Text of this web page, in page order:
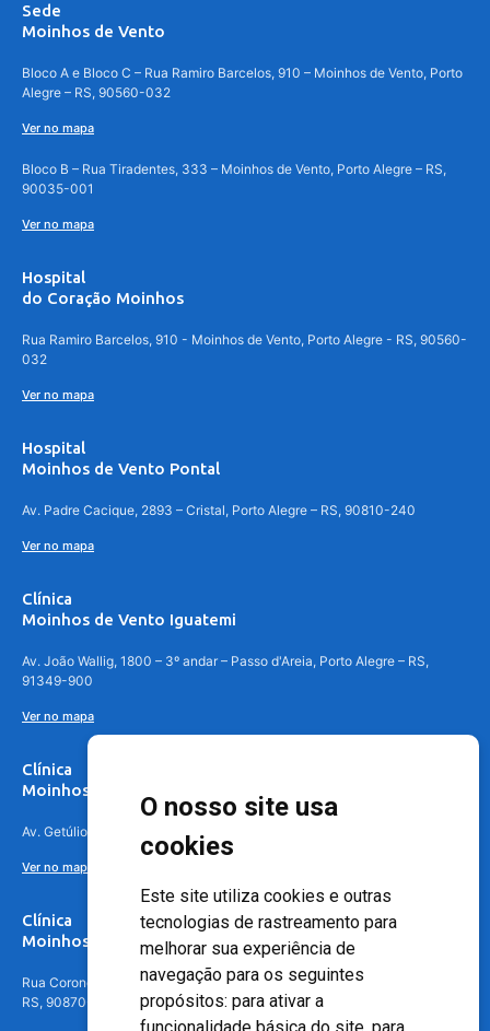
O nosso site usa
cookies
Este site utiliza cookies e outras
tecnologias de rastreamento para
melhorar sua experiência de
navegação para os seguintes
propósitos: para ativar a
Sede
Moinhos de Vento
Bloco A e Bloco C – Rua Ramiro Barcelos, 910 – Moinhos de Vento, Porto
Alegre – RS, 90560-032
Ver no mapa
Bloco B – Rua Tiradentes, 333 – Moinhos de Vento, Porto Alegre – RS,
90035-001
Ver no mapa
Hospital
do Coração Moinhos
Rua Ramiro Barcelos, 910 - Moinhos de Vento, Porto Alegre - RS, 90560-
032
Ver no mapa
Hospital
Moinhos de Vento Pontal
Av. Padre Cacique, 2893 – Cristal, Porto Alegre – RS, 90810-240
Ver no mapa
Clínica
Moinhos de Vento Iguatemi
Av. João Wallig, 1800 – 3º andar – Passo d'Areia, Porto Alegre – RS,
91349-900
Ver no mapa
Clínica
Moinhos de Vento Canoas
Av. Getúlio Vargas, 4841 – Centro, Canoas – RS, 92010-010
Ver no mapa
Clínica
Moinhos de Vento - Teresópolis
Rua Coronel Aparício Borges, 250 - 3º andar - Teresópolis, Porto Alegre -
RS, 90870-016